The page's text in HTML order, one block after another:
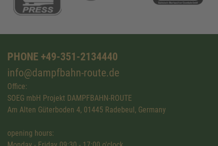
PHONE +49-351-2134440
info@dampfbahn-route.de
Office:
SOEG mbH Projekt DAMPFBAHN-ROUTE
Am Alten Güterboden 4, 01445 Radebeul, Germany
opening hours: